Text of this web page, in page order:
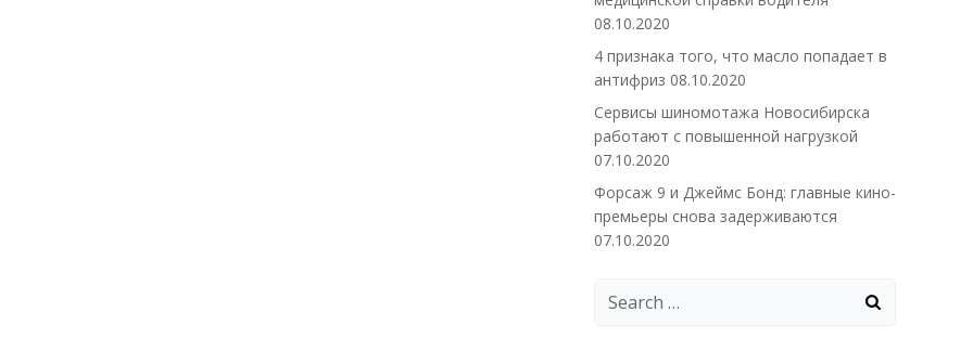
08.10.2020
4 признака того, что масло попадает в
антифриз 08.10.2020
Сервисы шиномотажа Новосибирска
работают с повышенной нагрузкой
07.10.2020
Форсаж 9 и Джеймс Бонд: главные кино-
премьеры снова задерживаются
07.10.2020
Search